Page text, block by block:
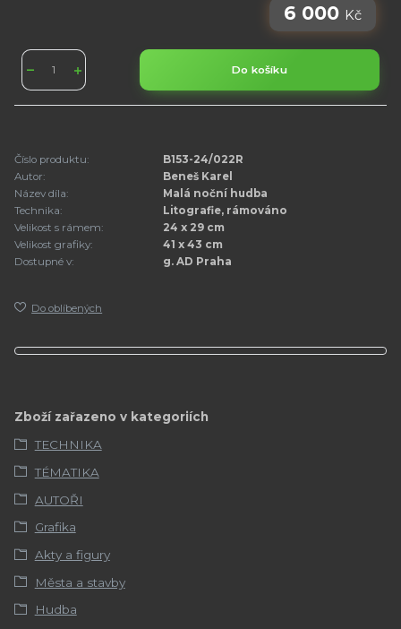
6 000 Kč
Do košíku
Číslo produktu:
B153-24/022R
Autor:
Beneš Karel
Název díla:
Malá noční hudba
Technika:
Litografie, rámováno
Velikost s rámem:
24 x 29 cm
Velikost grafiky:
41 x 43 cm
Dostupné v:
g. AD Praha
Do oblíbených
Zboží zařazeno v kategoriích
TECHNIKA
TÉMATIKA
AUTOŘI
Grafika
Akty a figury
Města a stavby
Hudba